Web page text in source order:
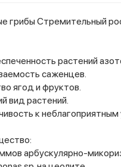
грибы Стремительный
растений
саженцев.
ягод и фруктов.
вид растений.
к неблагоприятным
арбускулярно-